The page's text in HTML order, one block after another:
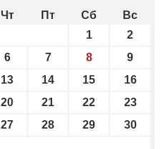
Чт Пт Сб
Вс
1
2
6 7 8
9
13 14 15
16
20 21 22
23
27 28 29
30